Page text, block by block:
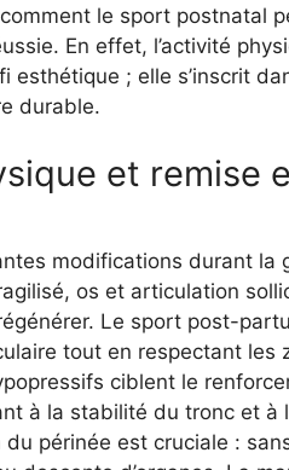
le sport postnatal
En effet, l’activité
esthétique ; elle s’inscrit
durable.
et remise
modifications durant la
os et articulation
Le sport post-
tout en respectant les
ciblent le
à la stabilité du tronc et à
périnée est cruciale :